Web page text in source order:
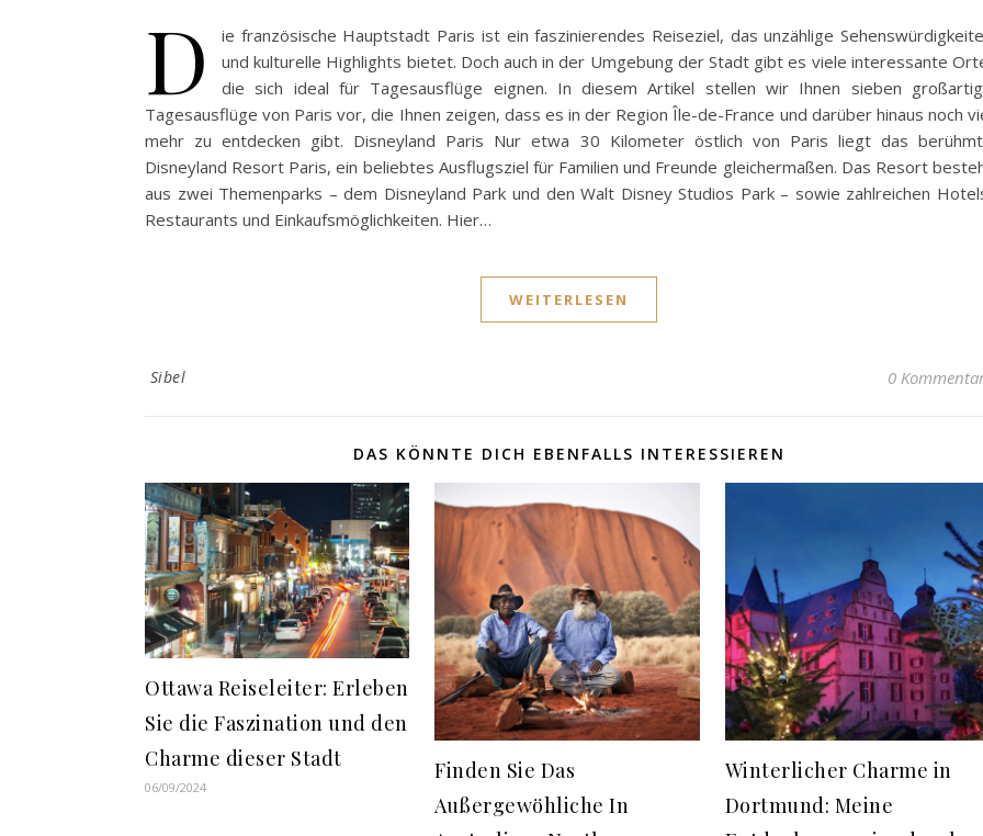
D
ie französische Hauptstadt Paris ist ein faszinierendes Reiseziel, das unzählige
und kulturelle Highlights bietet. Doch auch in der Umgebung der Stadt gibt es viele interessante
die sich ideal für Tagesausflüge eignen. In diesem Artikel stellen wir Ihnen sieben
Tagesausflüge von Paris vor, die Ihnen zeigen, dass es in der Region Île-de-France und darüber hinaus noch
mehr zu entdecken gibt. Disneyland Paris Nur etwa 30 Kilometer östlich von Paris liegt das
Disneyland Resort Paris, ein beliebtes Ausflugsziel für Familien und Freunde gleichermaßen. Das Resort
aus zwei Themenparks – dem Disneyland Park und den Walt Disney Studios Park – sowie zahlreichen
Restaurants und Einkaufsmöglichkeiten. Hier…
WEITERLESEN
Sibel 0
DAS KÖNNTE DICH EBENFALLS INTERESSIEREN
Ottawa Reiseleiter: Erleben
Sie die Faszination und den
Charme dieser Stadt
06/09/2024
Finden Sie Das
Außergewöhliche In
Winterlicher Charme in
Dortmund: Meine